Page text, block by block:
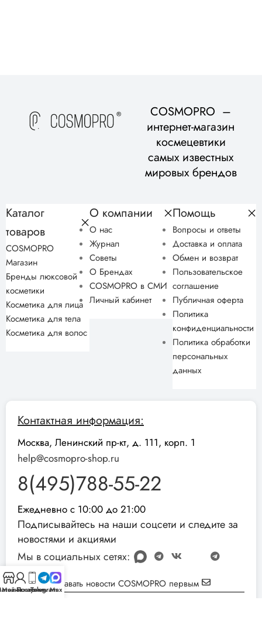
COSMOPRO –
интернет-магазин
космецевтики
самых известных
мировых брендов
Каталог
товаров
COSMOPRO
Магазин
Бренды люксовой
косметики
Косметика для лица
Косметика для тела
Косметика для волос
О компании
О нас
Журнал
Советы
О Брендах
COSMOPRO в СМИ
Личный кабинет
Помощь
Вопросы и ответы
Доставка и оплата
Обмен и возврат
Пользовательское
соглашение
Публичная оферта
Политика
конфиденциальности
Политика обработки
персональных
данных
Контактная информация:
Москва, Ленинский пр-кт, д. 111, корп. 1
help@cosmopro-shop.ru
8(495)788-55-22
Ежедневно с 10:00 до 21:00
Подписывайтесь на наши соцсети и следите за
новостями и акциями
Мы в социальных сетях:
Узнавать новости COSMOPRO первым
Мой аккаунт
Позвонить
Telegram
Max